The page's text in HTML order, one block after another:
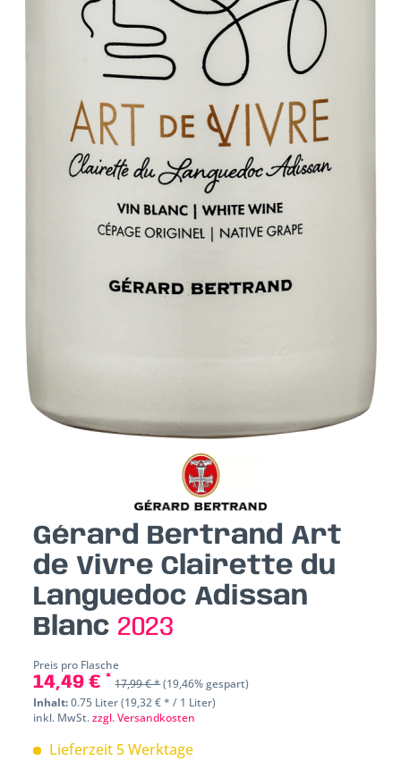
Gérard Bertrand Art
de Vivre Clairette du
Languedoc Adissan
Blanc 2023
Preis pro Flasche
14,49 € * 17,99 € *(19,46% gespart)
Inhalt:0.75 Liter (19,32 € * / 1 Liter)
inkl. MwSt.zzgl. Versandkosten
Lieferzeit 5 Werktage